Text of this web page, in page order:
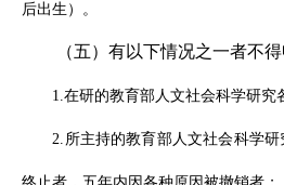
后出生）。
（五）有以下情况之一者不
1.在研的教育部人文社会科学研究
2.所主持的教育部人文社会科学